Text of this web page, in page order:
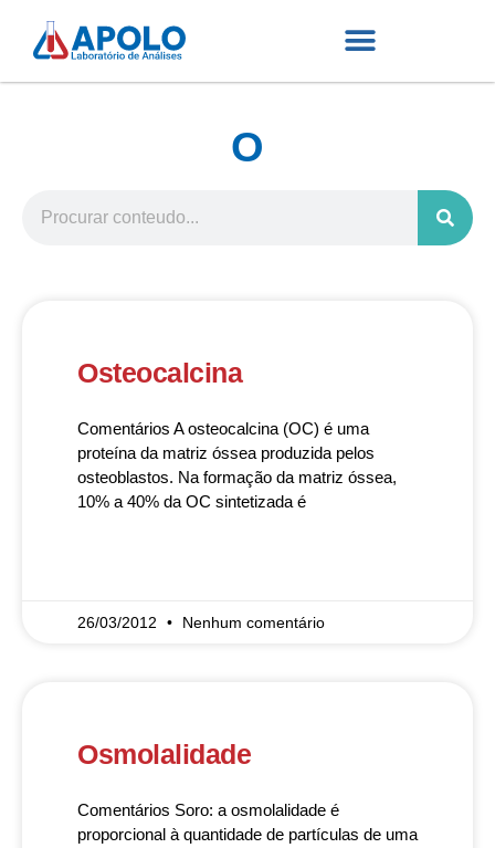
O
Osteocalcina
Comentários A osteocalcina (OC) é uma
proteína da matriz óssea produzida pelos
osteoblastos. Na formação da matriz óssea,
10% a 40% da OC sintetizada é
26/03/2012 Nenhum comentário
Osmolalidade
Comentários Soro: a osmolalidade é
proporcional à quantidade de partículas de uma